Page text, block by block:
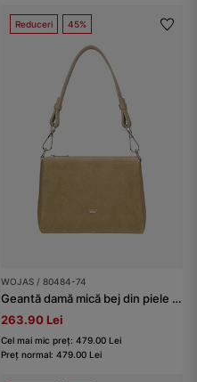
Reduceri 45%
WOJAS / 80484-74
Geantă damă mică bej din piele split și piele box
263.90 Lei
Cel mai mic preț: 479.00 Lei
Preț normal: 479.00 Lei